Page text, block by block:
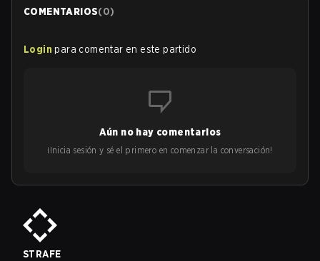
COMENTARIOS(0)
Login para comentar en este partido
Aún no hay comentarios
¡Inicia sesión y sé el primero en comenzar la conversación!
STRAFE